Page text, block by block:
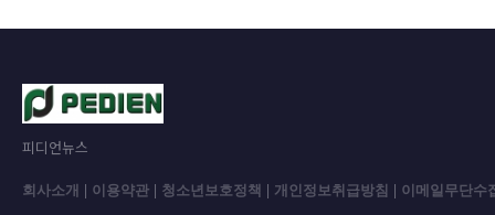
피디언뉴스
회사소개 | 이용약관 | 청소년보호정책 | 개인정보취급방침 | 이메일무단수